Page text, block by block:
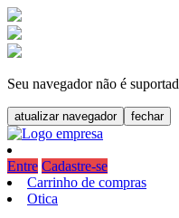
Seu navegador não é
atualizar navegador fechar
Entre Cadastre-se
Carrinho de compras
Otica